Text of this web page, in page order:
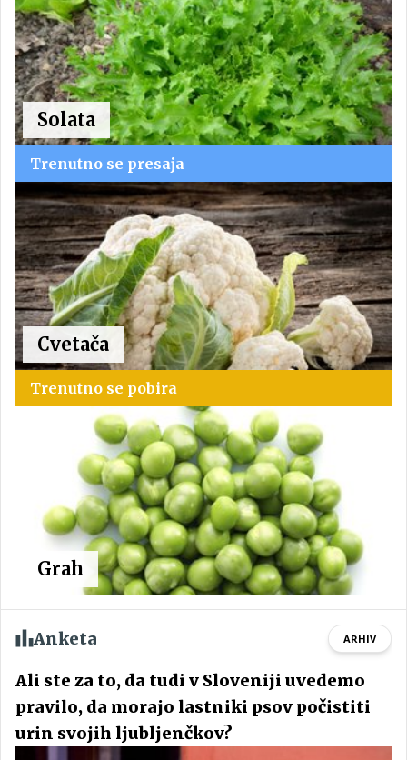
Solata
Trenutno se presaja
Cvetača
Trenutno se pobira
Grah
Anketa ARHIV
Ali ste za to, da tudi v Sloveniji uvedemo
pravilo, da morajo lastniki psov počistiti
urin svojih ljubljenčkov?